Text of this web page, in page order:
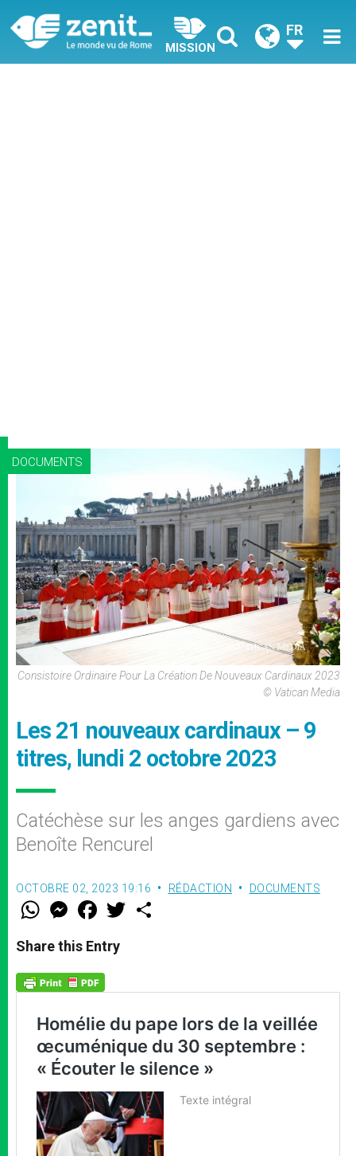
MISSION
FR
DOCUMENTS
Consistoire Ordinaire Pour La Création De Nouveaux Cardinaux 2023
© Vatican Media
Les 21 nouveaux cardinaux – 9
titres, lundi 2 octobre 2023
Catéchèse sur les anges gardiens avec
Benoîte Rencurel
OCTOBRE 02, 2023 19:16 RÉDACTION DOCUMENTS
W
t
s
p
p
M
e
s
e
g
e
F
a
e
b
o
k
w
Share this Entry